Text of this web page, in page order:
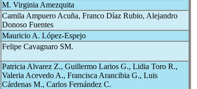
M. Virginia Amezquita
Camila Ampuero Acuña, Franco Díaz Rubio, Alejandro
Donoso Fuentes
Mauricio A. López-Espejo
Felipe Cavagnaro SM.
Patricia Alvarez Z., Guillermo Larios G., Lidia Toro R.,
Valeria Acevedo A., Francisca Arancibia G., Luis
Cárdenas M., Carlos Fernández C.